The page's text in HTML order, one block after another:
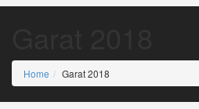
Home Garat 2018